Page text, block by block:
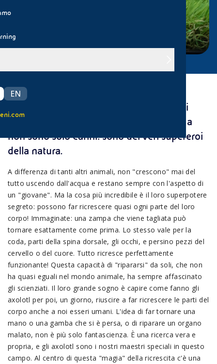
EN
eni.com
Gli axolotl, piccoli anfibi che vivono
nell'acqua, sembrano usciti da un libro di
favole con le loro branchie a piumino. Ma
non sono solo carini: sono dei veri supereroi
della natura.
A differenza di tanti altri animali, non "crescono" mai del
tutto uscendo dall'acqua e restano sempre con l'aspetto di
un "giovane". Ma la cosa più incredibile è il loro superpotere
segreto: possono far ricrescere quasi ogni parte del loro
corpo! Immaginate: una zampa che viene tagliata può
tornare esattamente come prima. Lo stesso vale per la
coda, parti della spina dorsale, gli occhi, e persino pezzi del
cervello o del cuore. Tutto ricresce perfettamente
funzionante! Questa capacità di "ripararsi" da soli, che non
ha quasi eguali nel mondo animale, ha sempre affascinato
gli scienziati. Il loro grande sogno è capire come fanno gli
axolotl per poi, un giorno, riuscire a far ricrescere le parti del
corpo anche a noi esseri umani. L'idea di far tornare una
mano o una gamba che si è persa, o di riparare un organo
malato, non è più solo fantascienza. È una ricerca vera e
propria, e gli axolotl sono i nostri maestri speciali in questo
campo. Al centro di questa "magia" della ricrescita c'è una